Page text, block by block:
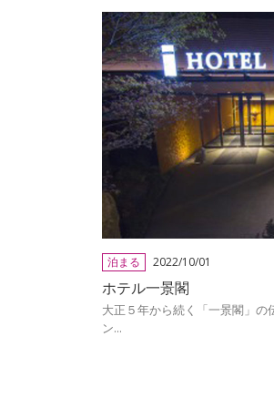
泊まる 2022/10/01
ホテル一景閣
大正５年から続く「一景閣」
ン...